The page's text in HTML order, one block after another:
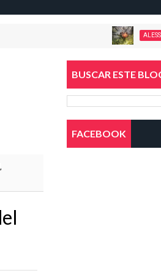
ALESSANDRO
BUSCAR ESTE
FACEBOOK